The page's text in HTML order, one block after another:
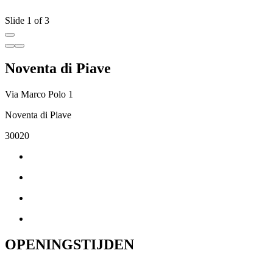
Slide 1 of 3
Noventa di Piave
Via Marco Polo 1
Noventa di Piave
30020
OPENINGSTIJDEN